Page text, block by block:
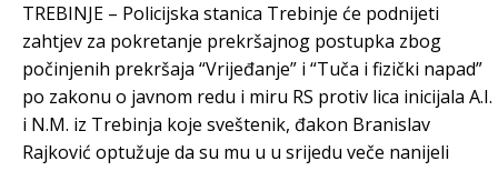
TREBINJE – Policijska stanica Trebinje će podnijeti
zahtjev za pokretanje prekršajnog postupka zbog
počinjenih prekršaja “Vrijeđanje” i “Tuča i fizički napad”
po zakonu o javnom redu i miru RS protiv lica inicijala A.I.
i N.M. iz Trebinja koje sveštenik, đakon Branislav
Rajković optužuje da su mu u u srijedu veče nanijeli